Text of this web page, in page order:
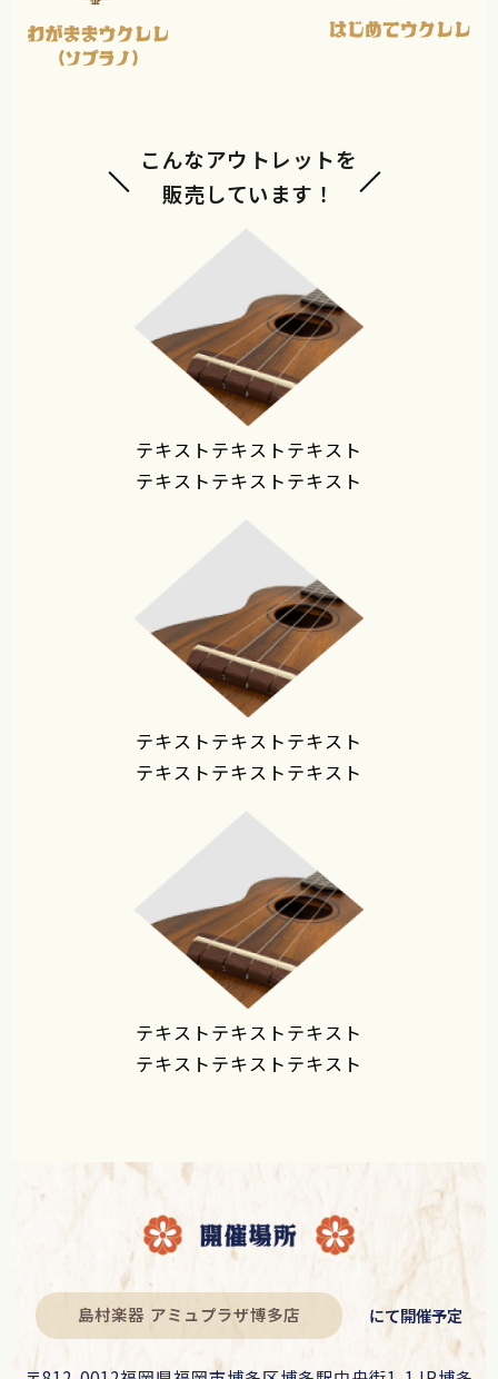
こんなアウトレットを
販売しています！
テキストテキストテキスト
テキストテキストテキスト
テキストテキストテキスト
テキストテキストテキスト
テキストテキストテキスト
テキストテキストテキスト
島村楽器 アミュプラザ博多店 にて開催予定